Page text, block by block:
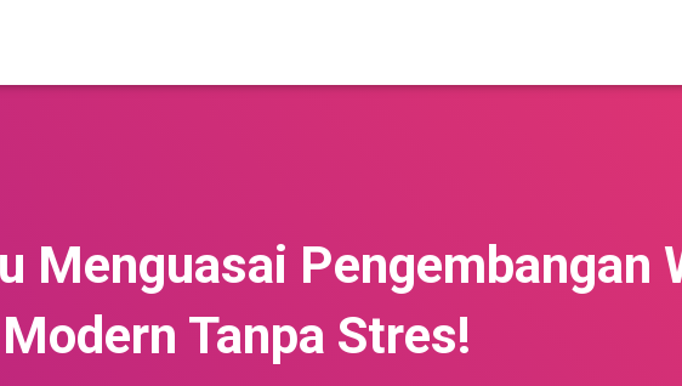
Menguasai Pengembangan
Modern Tanpa Stres!